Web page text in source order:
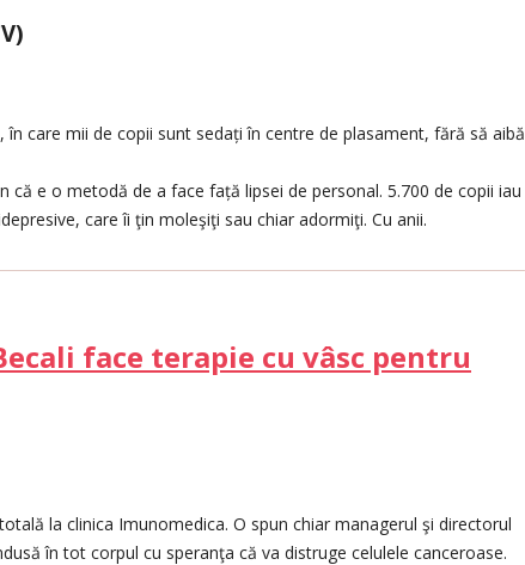
care mii de copii sunt sedați în centre de plasament, fără să aibă
că e o metodă de a face față lipsei de personal. 5.700 de copii iau
care îi ţin moleşiţi sau chiar adormiţi. Cu anii.
face terapie cu vâsc pentru
la clinica Imunomedica. O spun chiar managerul şi directorul
în tot corpul cu speranţa că va distruge celulele canceroase.